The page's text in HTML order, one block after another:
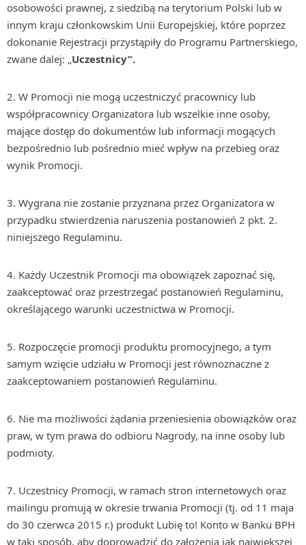
osobowości prawnej, z siedzibą na terytorium Polski lub w
innym kraju członkowskim Unii Europejskiej, które poprzez
dokonanie Rejestracji przystąpiły do Programu Partnerskiego,
zwane dalej: „Uczestnicy”.
2. W Promocji nie mogą uczestniczyć pracownicy lub
współpracownicy Organizatora lub wszelkie inne osoby,
mające dostęp do dokumentów lub informacji mogących
bezpośrednio lub pośrednio mieć wpływ na przebieg oraz
wynik Promocji.
3. Wygrana nie zostanie przyznana przez Organizatora w
przypadku stwierdzenia naruszenia postanowień 2 pkt. 2.
niniejszego Regulaminu.
4. Każdy Uczestnik Promocji ma obowiązek zapoznać się,
zaakceptować oraz przestrzegać postanowień Regulaminu,
określającego warunki uczestnictwa w Promocji.
5. Rozpoczęcie promocji produktu promocyjnego, a tym
samym wzięcie udziału w Promocji jest równoznaczne z
zaakceptowaniem postanowień Regulaminu.
6. Nie ma możliwości żądania przeniesienia obowiązków oraz
praw, w tym prawa do odbioru Nagrody, na inne osoby lub
podmioty.
7. Uczestnicy Promocji, w ramach stron internetowych oraz
mailingu promują w okresie trwania Promocji (tj. od 11 maja
do 30 czerwca 2015 r.) produkt Lubię to! Konto w Banku BPH
w taki sposób, aby doprowadzić do założenia jak największej